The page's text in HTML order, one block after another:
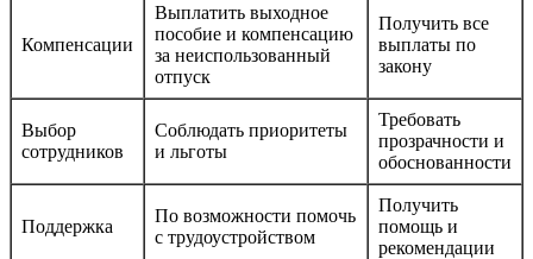
Компенсации
Выплатить выходное
пособие и компенсацию
за неиспользованный
отпуск
Получить все
выплаты по
закону
Выбор
сотрудников
Соблюдать приоритеты
и льготы
Требовать
прозрачности и
обоснованности
Поддержка
По возможности помочь
с трудоустройством
Получить
помощь и
рекомендации